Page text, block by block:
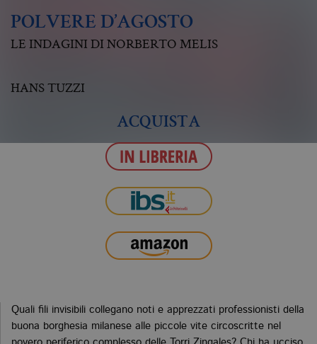
POLVERE D’AGOSTO
LE INDAGINI DI NORBERTO MELIS
HANS TUZZI
ACQUISTA
Quali fili invisibili collegano noti e apprezzati professionisti della
buona borghesia milanese alle piccole vite circoscritte nel